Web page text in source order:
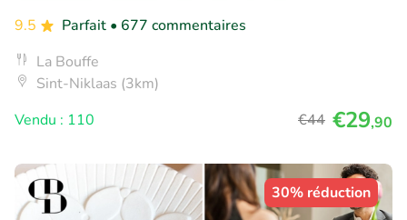
9.5
Parfait • 677 commentaires
La Bouffe
Sint-Niklaas (3km)
Vendu : 110
€44 €29,90
30% réduction